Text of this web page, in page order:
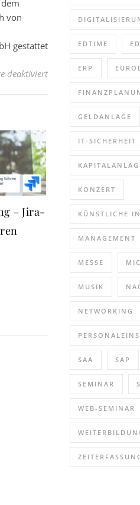
von
gestattet
deaktiviertfür HOAI
– Jira-
EDTIME
ERP
GELDANLAGE
IT-SICHERHEIT
KONZERT
KÜNSTLICHE
MANAGEMENT
MESSE
MUSIK
NETWORKING
SAA SAP
SEMINAR
WEB-SEMINAR